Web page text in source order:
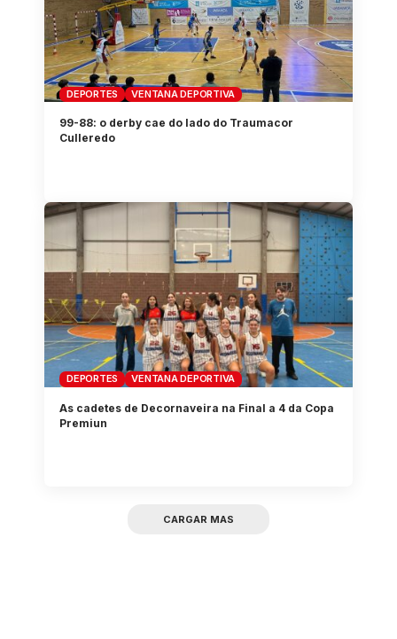
DEPORTES VENTANA DEPORTIVA
99-88: o derby cae do lado do Traumacor
Culleredo
DEPORTES VENTANA DEPORTIVA
As cadetes de Decornaveira na Final a 4 da Copa
Premiun
CARGAR MAS